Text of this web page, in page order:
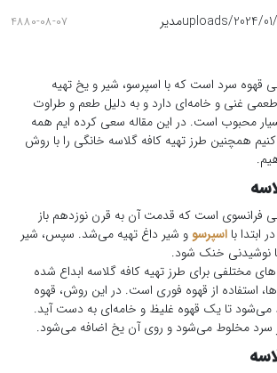
مدیر 4880-08-07
قهوه سرد است که با اسپرسو، شیر و یخ تهیه
غنی و خامه‌ای دارد و به دلیل طعم و طراوت
محبوب است. در این مقاله سعی کرده ایم همه
کنیم همچنین طرز تهیه کافه گلاسه خانگی را با روش
فرانسوی است که قدمت آن به قرن نوزدهم باز
با اسپرسو و شیر داغ تهیه می‌شد. سپس، شیر
نوشیدنی خنک شود.
مختلفی برای طرز تهیه کافه گلاسه ابداع شده
استفاده از قهوه فوری است. در این روش، قهوه
می‌شود تا یک قهوه غلیظ و خامه‌ای به دست آید.
سرد مخلوط می‌شود و روی آن یخ اضافه می‌شود.